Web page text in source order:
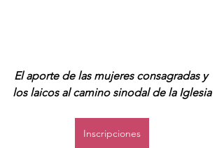
El aporte de las mujeres consagradas y
los laicos al camino sinodal de la Iglesia
Inscripciones